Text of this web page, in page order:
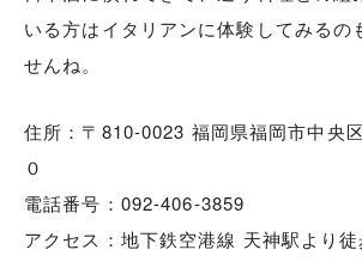
いる方はイタリアンに体験してみるの
せんね。
住所：〒810-0023 福岡県福岡市中央
０
電話番号：092-406-3859
アクセス：地下鉄空港線 天神駅より